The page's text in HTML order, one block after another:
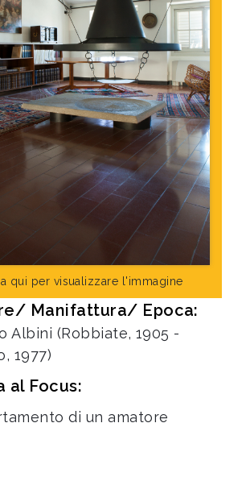
qui per visualizzare l'immagine
Manifattura/ Epoca:
Albini (Robbiate, 1905 -
1977)
al Focus:
di un amatore